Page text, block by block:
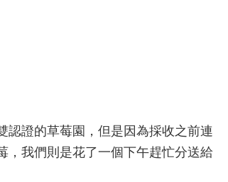
認證的草莓園，但是因為採收之前連
，我們則是花了一個下午趕忙分送給